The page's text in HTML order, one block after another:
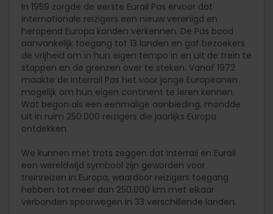
In 1959 zorgde de eerste Eurail Pas ervoor dat
internationale reizigers een nieuw verenigd en
heropend Europa konden verkennen. De Pas bood
aanvankelijk toegang tot 13 landen en gaf bezoekers
de vrijheid om in hun eigen tempo in en uit de trein te
stappen en de grenzen over te steken. Vanaf 1972
maakte de Interrail Pas het voor jonge Europeanen
mogelijk om hun eigen continent te leren kennen.
Wat begon als een eenmalige aanbieding, mondde
uit in ruim 250.000 reizigers die jaarlijks Europa
ontdekken.
We kunnen met trots zeggen dat Interrail en Eurail
een wereldwijd symbool zijn geworden voor
treinreizen in Europa, waardoor reizigers toegang
hebben tot meer dan 250.000 km met elkaar
verbonden spoorwegen in 33 verschillende landen.